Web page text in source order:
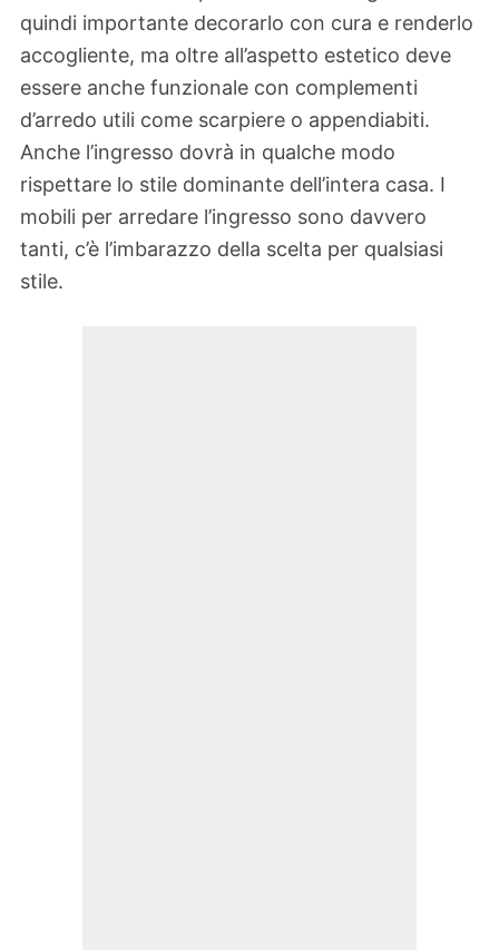
quindi importante decorarlo con cura e renderlo
accogliente, ma oltre all’aspetto estetico deve
essere anche funzionale con complementi
d’arredo utili come scarpiere o appendiabiti.
Anche l’ingresso dovrà in qualche modo
rispettare lo stile dominante dell’intera casa. I
mobili per arredare l’ingresso sono davvero
tanti, c’è l’imbarazzo della scelta per qualsiasi
stile.